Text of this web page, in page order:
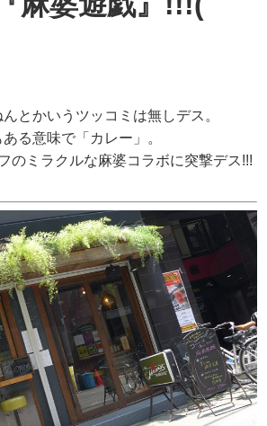
とかいうツッコミは無しデス。
る意味で「カレー」。
のミラクルな麻婆コラボに突撃デス!!!